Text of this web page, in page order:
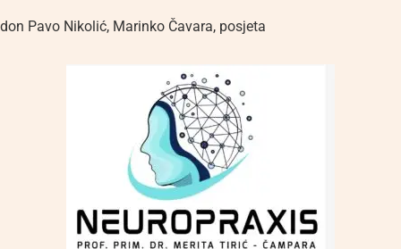
don Pavo Nikolić, Marinko Čavara, posjeta